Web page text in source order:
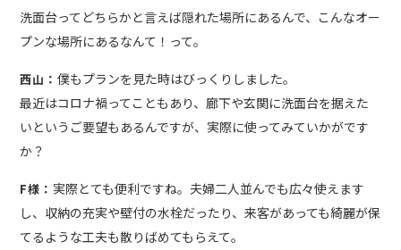
洗面台ってどちらかと言えば隠れた場所にあるんで、こんなオー
プンな場所にあるなんて！って。
西山：僕もプランを見た時はびっくりしました。
最近はコロナ禍ってこともあり、廊下や玄関に洗面台を据えた
いというご要望もあるんですが、実際に使ってみていかがです
か？
F様：実際とても便利ですね。夫婦二人並んでも広々使えます
し、収納の充実や壁付の水栓だったり、来客があっても綺麗が保
てるような工夫も散りばめてもらえて。